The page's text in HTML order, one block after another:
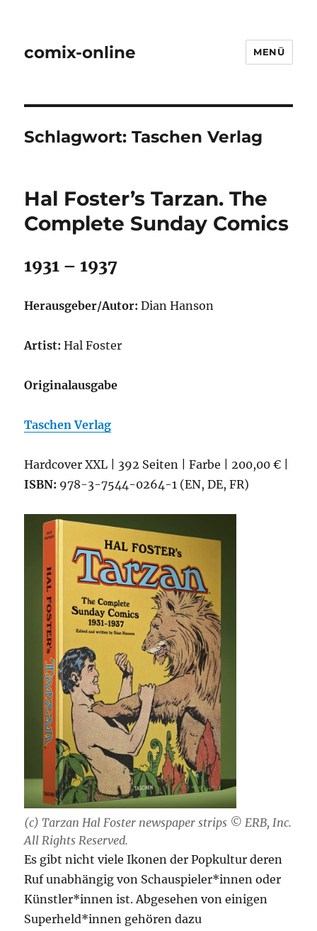
comix-online MENÜ
Schlagwort:Taschen Verlag
Hal Foster’s Tarzan. The
Complete Sunday Comics
1931 – 1937
Herausgeber/Autor:Dian Hanson
Artist:Hal Foster
Originalausgabe
Taschen Verlag
Hardcover XXL | 392 Seiten | Farbe | 200,00 € |
ISBN: 978-3-7544-0264-1 (EN, DE, FR)
(c) Tarzan Hal Foster newspaper strips © ERB, Inc.
All Rights Reserved.
Es gibt nicht viele Ikonen der Popkultur deren
Ruf unabhängig von Schauspieler*innen oder
Künstler*innen ist. Abgesehen von einigen
Superheld*innen gehören dazu